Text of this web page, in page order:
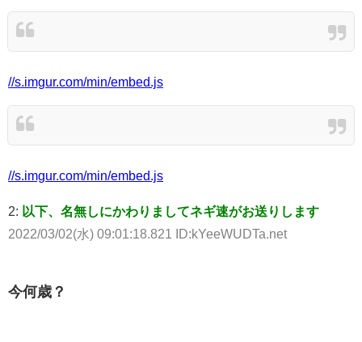
//s.imgur.com/min/embed.js
//s.imgur.com/min/embed.js
2: 以下、名無しにかわりましてネギ速がお送りします
2022/03/02(水) 09:01:18.821 ID:kYeeWUDTa.net
今何歳？